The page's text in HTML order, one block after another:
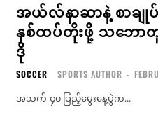
အယ်လ်နာဆာနဲ့ စာခ
နှစ်ထပ်တိုးဖို့ သဘေ
ဒို
SOCCER SPORTS AUTHOR -
အသက်-၄၀ ပြည့်မွေးနေ့ပွဲက...